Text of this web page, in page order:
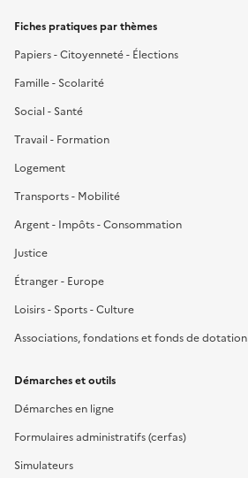
Fiches pratiques par thèmes
Papiers - Citoyenneté - Élections
Famille - Scolarité
Social - Santé
Travail - Formation
Logement
Transports - Mobilité
Argent - Impôts - Consommation
Justice
Étranger - Europe
Loisirs - Sports - Culture
Associations, fondations et fonds de dotation
Démarches et outils
Démarches en ligne
Formulaires administratifs (cerfas)
Simulateurs